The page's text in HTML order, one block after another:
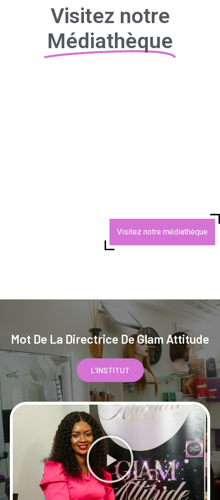
Visitez notre
Médiathèque
Visitez notre médiathèque
Mot De La Directrice De Glam Attitude
L'INSTITUT